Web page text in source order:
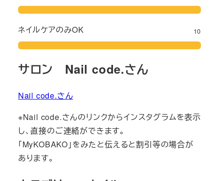
ネイルケアのみOK 10
サロン Nail code.さん
Nail code.さん
※Nail code.さんのリンクからインスタグラムを表示
し、直接のご連絡ができます。
「MyKOBAKO」をみたと伝えると割引等の場合が
あります。